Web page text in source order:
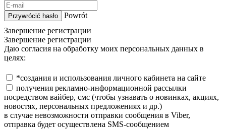
Przywrócić hasło
Powrót
Завершение регистрации
Завершение регистрации
Даю согласия на обработку моих персональных данных в
целях:
*создания и использования личного кабинета на сайте
получения рекламно-информационной рассылки
посредством вайбер, смс (чтобы узнавать о новинках, акциях,
новостях, персональных предложениях и др.)
в случае невозможности отправки сообщения в Viber,
отправка будет осуществлена SMS-сообщением